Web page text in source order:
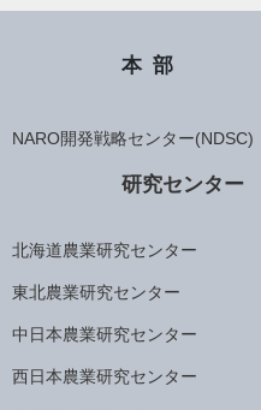
本部
NARO開発戦略センター(NDSC)
研究センター
北海道農業研究センター
東北農業研究センター
中日本農業研究センター
西日本農業研究センター